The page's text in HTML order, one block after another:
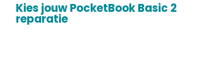
Kies jouw PocketBook Basic 2
reparatie